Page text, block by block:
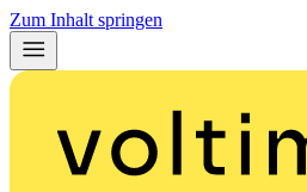
Zum Inhalt springen